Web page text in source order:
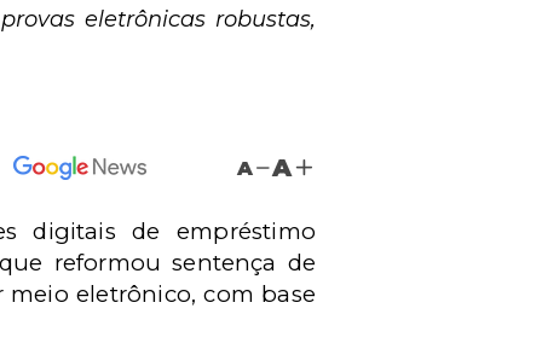
eletrônicas robustas,
A A
digitais de empréstimo
reformou sentença de
eletrônico, com base